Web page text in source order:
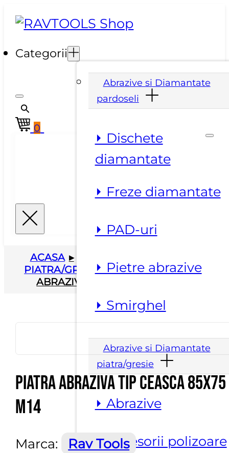
Categorii
Abrazive si Diamantate
pardoseli
⏵ Dischete
diamantate
⏵ Freze diamantate
⏵ PAD-uri
⏵ Pietre abrazive
⏵ Smirghel
Abrazive si Diamantate
piatra/gresie
⏵ Abrazive
⏵ Accesorii polizoare
0
ACASA ▸
PIATRA/GRESIE ▸ ABRAZIVE ▸ PIATRA
ABRAZIVA TIP CEASCA 85X75 M14
Piatra abraziva tip ceasca 85X75
M14
Marca: Rav Tools